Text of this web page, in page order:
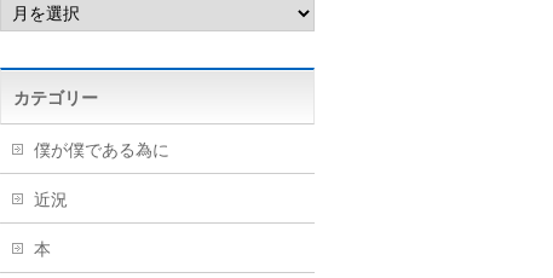
カテゴリー
僕が僕である為に
近況
本